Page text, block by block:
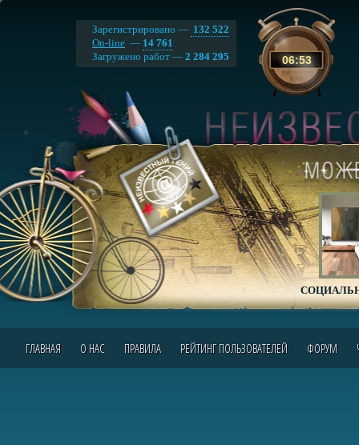
06:53
Зарегистрировано — 132 522
On-line — 14 761
Загружено работ — 2 284 295
ГЛАВНАЯ О НАС ПРАВИЛА РЕЙТИНГ ПОЛЬЗОВАТЕЛЕЙ ФОРУМ